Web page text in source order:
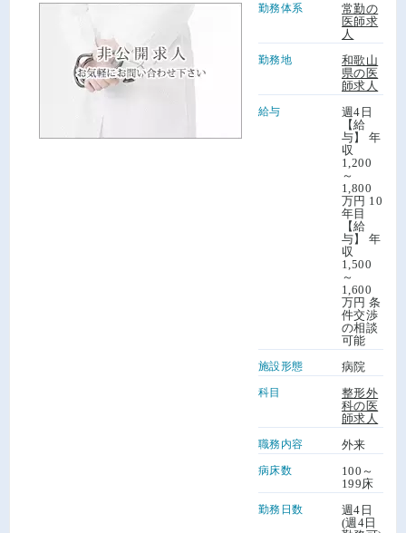
勤務体系
常勤の
医師求
人
勤務地
和歌山
県の医
師求人
給与
週4日
【給
与】 年
収
1,200
～
1,800
万円 10
年目
【給
与】 年
収
1,500
～
1,600
万円 条
件交渉
の相談
可能
施設形態 病院
科目
整形外
科の医
師求人
職務内容 外来
病床数
100～
199床
勤務日数
週4日
(週4日